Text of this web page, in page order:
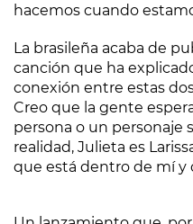
hacemos cuando
La brasileña acaba de
canción que ha
conexión entre estas
Creo que la gente
persona o un personaje
realidad, Julieta es
que está dentro de mí y